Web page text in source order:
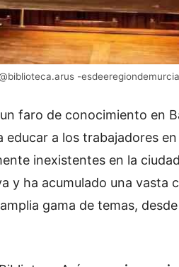
-
faro de conocimiento en
a los trabajadores
inexistentes en la
y ha acumulado una vasta
gama de temas,